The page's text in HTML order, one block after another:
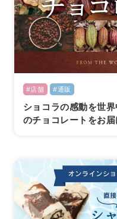
#店舗 #通販
ショコラの感動を世
のチョコレートをお届